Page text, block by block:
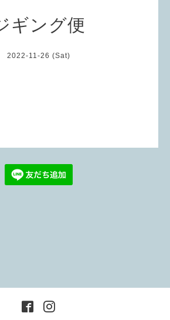
ギング便
2022-11-26 (Sat)